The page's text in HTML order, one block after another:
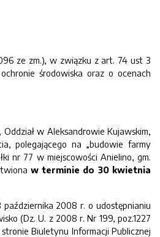
ze zm.), w związku z art. 74 ust 3
środowiska oraz o ocenach
w Aleksandrowie Kujawskim,
polegającego na „budowie farmy
nr 77 w miejscowości Anielino, gm.
w terminie do 30 kwietnia
2008 r. o udostępnianiu
(Dz. U. z 2008 r. Nr 199, poz.1227
Biuletynu Informacji Publicznej